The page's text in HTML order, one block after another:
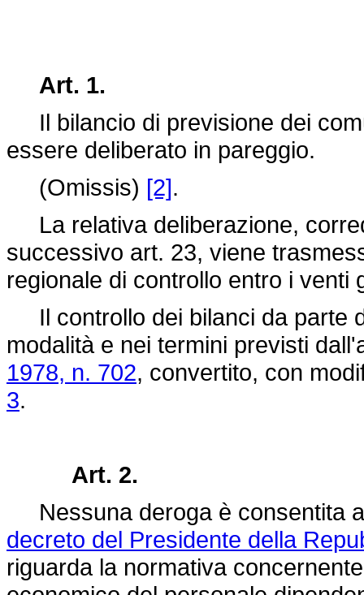
Art. 1.
Il bilancio di previsione dei
essere deliberato in pareggio.
(Omissis) [2].
La relativa deliberazione,
successivo art. 23, viene
regionale di controllo entro i venti
Il controllo dei bilanci da parte
modalità e nei termini previsti
1978, n. 702, convertito, con
3.
Art. 2.
Nessuna deroga è consentita
decreto del Presidente della
riguarda la normativa